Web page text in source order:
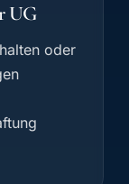
UG
oder